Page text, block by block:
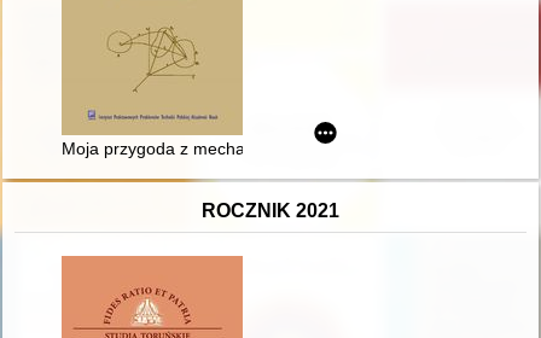
Moja przygoda z mechaniką : z Podlasia do Instytutu Polskiej
ROCZNIK 2021